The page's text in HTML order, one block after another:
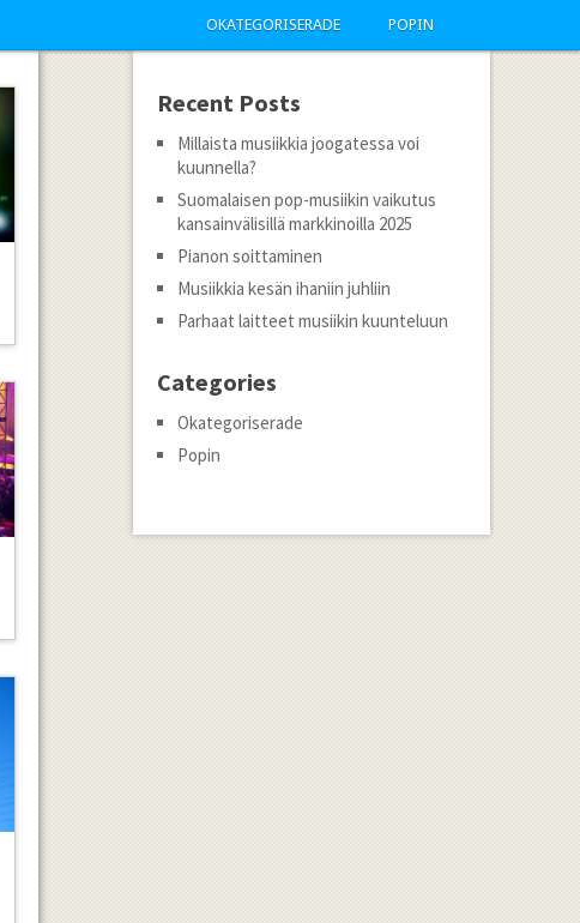
OKATEGORISERADE POPIN
Recent Posts
Millaista musiikkia joogatessa voi
kuunnella?
Suomalaisen pop-musiikin vaikutus
kansainvälisillä markkinoilla 2025
Pianon soittaminen
Musiikkia kesän ihaniin juhliin
Parhaat laitteet musiikin kuunteluun
Categories
Okategoriserade
Popin